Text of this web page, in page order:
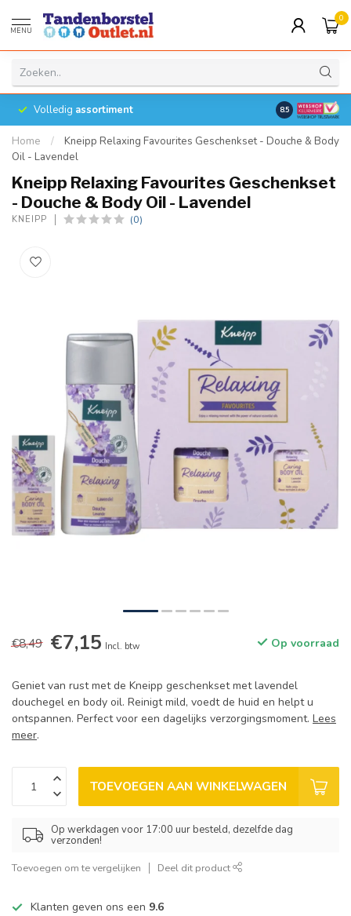
MENU
0
Volledig assortiment 8.5
Home /
Kneipp Relaxing Favourites Geschenkset - Douche & Body
Oil - Lavendel
Kneipp Relaxing Favourites Geschenkset
- Douche & Body Oil - Lavendel
KNEIPP (0)
€8,49 €7,15 Incl. btw Op voorraad
Geniet van rust met de Kneipp geschenkset met lavendel
douchegel en body oil. Reinigt mild, voedt de huid en helpt u
ontspannen. Perfect voor een dagelijks verzorgingsmoment. Lees
meer.
TOEVOEGEN AAN WINKELWAGEN
Op werkdagen voor 17:00 uur besteld, dezelfde dag
verzonden!
Toevoegen om te vergelijken Deel dit product
Klanten geven ons een 9.6